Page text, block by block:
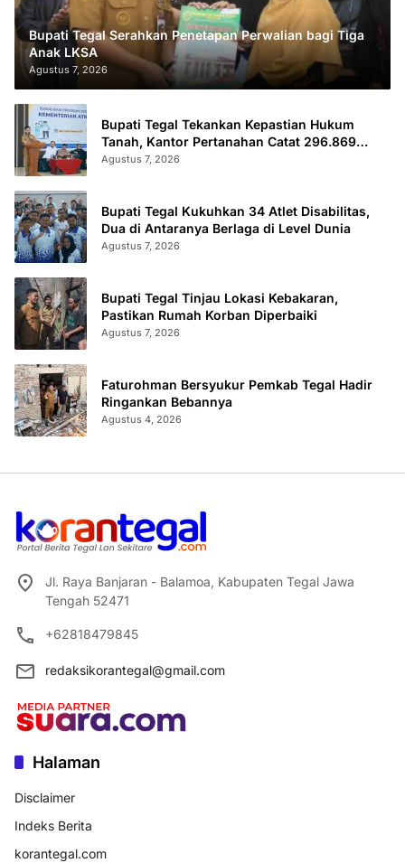
Bupati Tegal Serahkan Penetapan Perwalian bagi Tiga
Anak LKSA
Agustus 7, 2026
Bupati Tegal Tekankan Kepastian Hukum
Tanah, Kantor Pertanahan Catat 296.869
Sertifikat Terbit
Agustus 7, 2026
Bupati Tegal Kukuhkan 34 Atlet Disabilitas,
Dua di Antaranya Berlaga di Level Dunia
Agustus 7, 2026
Bupati Tegal Tinjau Lokasi Kebakaran,
Pastikan Rumah Korban Diperbaiki
Agustus 7, 2026
Faturohman Bersyukur Pemkab Tegal Hadir
Ringankan Bebannya
Agustus 4, 2026
Jl. Raya Banjaran - Balamoa, Kabupaten Tegal Jawa
Tengah 52471
+62818479845
redaksikorantegal@gmail.com
Halaman
Disclaimer
Indeks Berita
korantegal.com